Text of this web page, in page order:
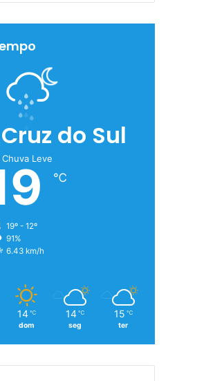
do Sul
Chuva Leve
℃
19º - 12º
91%
6.43 km/h
14 ℃
dom
14 ℃
seg
15 ℃
ter